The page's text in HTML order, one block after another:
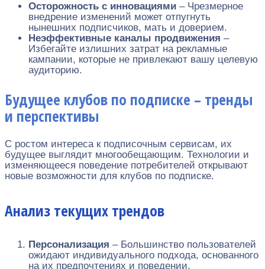
Осторожность с инновациями – Чрезмерное
внедрение изменений может отпугнуть
нынешних подписчиков, мать и доверием.
Неэффективные каналы продвижения –
Избегайте излишних затрат на рекламные
кампании, которые не привлекают вашу целевую
аудиторию.
Будущее клубов по подписке – тренды
и перспективы
С ростом интереса к подписочным сервисам, их
будущее выглядит многообещающим. Технологии и
изменяющееся поведение потребителей открывают
новые возможности для клубов по подписке.
Анализ текущих трендов
Персонализация – Большинство пользователей
ожидают индивидуального подхода, основанного
на их предпочтениях и поведении.